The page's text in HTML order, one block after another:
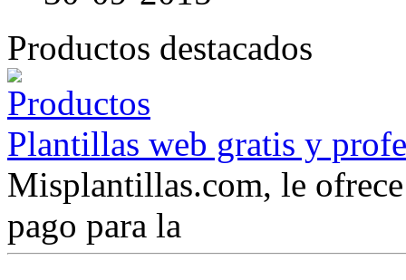
Productos destacados
Plantillas web gratis y
Misplantillas.com, le
pago para la